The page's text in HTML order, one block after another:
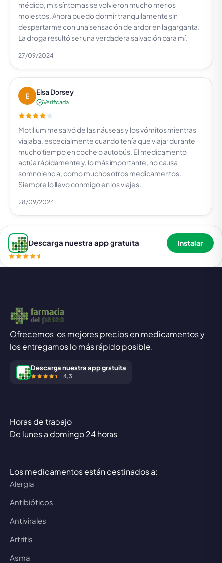
médico, mis síntomas se volvieron mucho menos
molestos. Ahora puedo dormir tranquilamente sin
despertarme con una sensación de ardor en la garganta.
La droga resultó ser una verdadera salvación para mí.
27/09/2024
E Elsa Dorsey
Verificada
Motilium me salvó de las náuseas y los vómitos mientras
viajaba, especialmente cuando tenía que viajar durante
mucho tiempo en coche o autobús. El medicamento
actúa rápidamente y, lo más importante, no causa
somnolencia, como muchos otros medicamentos.
Siempre lo llevo conmigo en los viajes.
28/09/2024
Descarga nuestra app gratuita Instalar
Ofrecemos los mejores precios en medicamentos y
los entregamos lo más rápido posible.
Descarga nuestra app gratuita
4,3
Horas de trabajo
De lunes a domingo 24 horas
Los medicamentos están destinados a:
Alergia
Antibióticos
Antivirales
Artritis
Asma